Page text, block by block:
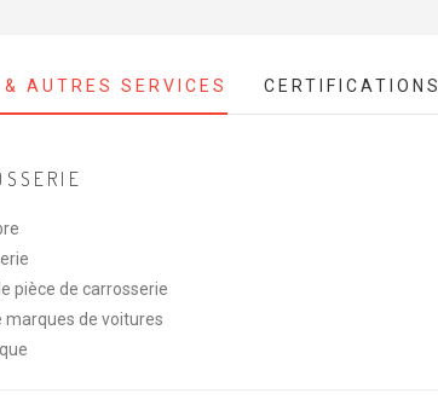
AUTRES SERVICES CERTIFICATIONS
pièce de carrosserie
marques de voitures